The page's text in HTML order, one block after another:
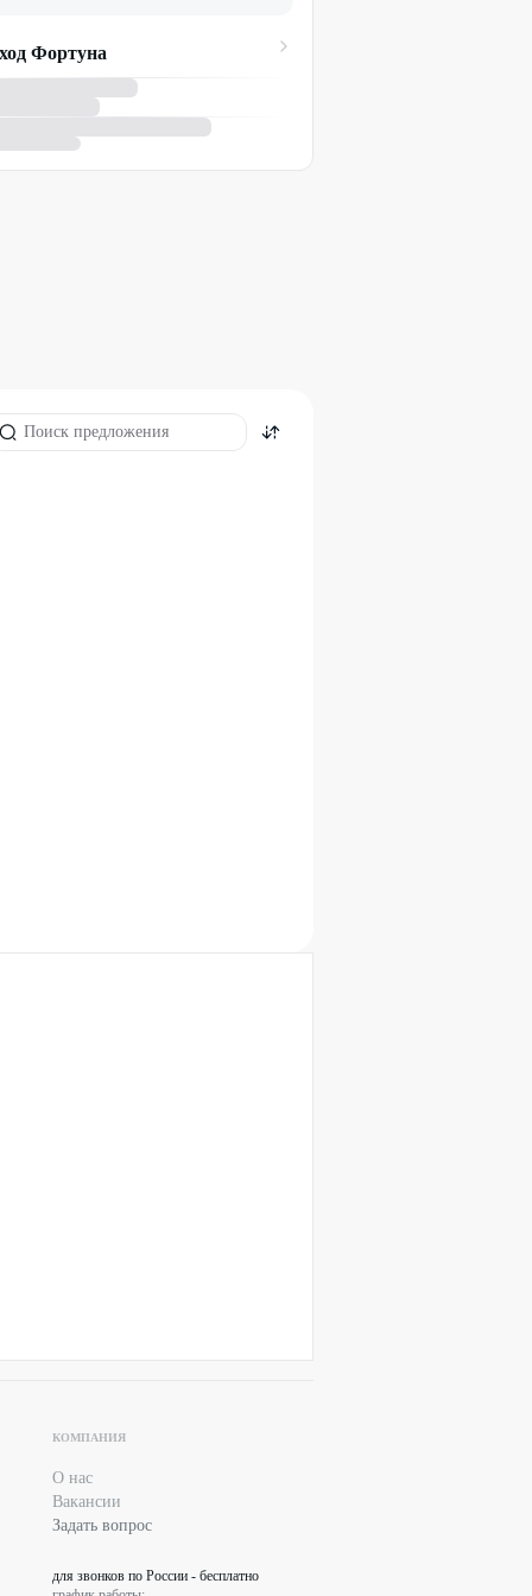
Фортуна
КОМПАНИЯ
О нас
Вакансии
Задать вопрос
для звонков по России - бесплатно